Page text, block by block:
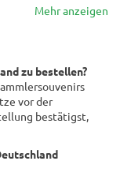
Mehr anzeigen
zu bestellen?
vor der
bestätigst,